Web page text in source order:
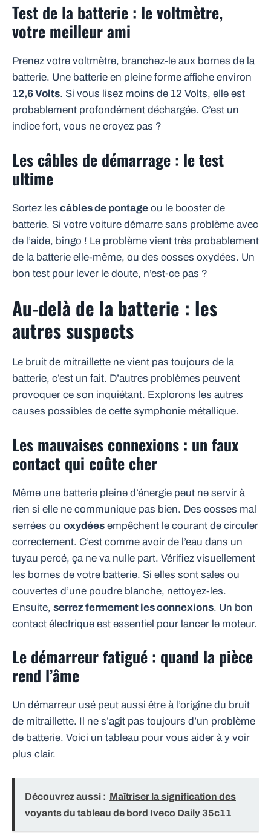
Test de la batterie : le voltmètre,
votre meilleur ami
Prenez votre voltmètre, branchez-le aux bornes de la
batterie. Une batterie en pleine forme affiche environ
12,6 Volts. Si vous lisez moins de 12 Volts, elle est
probablement profondément déchargée. C’est un
indice fort, vous ne croyez pas ?
Les câbles de démarrage : le test
ultime
Sortez les câbles de pontage ou le booster de
batterie. Si votre voiture démarre sans problème avec
de l’aide, bingo ! Le problème vient très probablement
de la batterie elle-même, ou des cosses oxydées. Un
bon test pour lever le doute, n’est-ce pas ?
Au-delà de la batterie : les
autres suspects
Le bruit de mitraillette ne vient pas toujours de la
batterie, c’est un fait. D’autres problèmes peuvent
provoquer ce son inquiétant. Explorons les autres
causes possibles de cette symphonie métallique.
Les mauvaises connexions : un faux
contact qui coûte cher
Même une batterie pleine d’énergie peut ne servir à
rien si elle ne communique pas bien. Des cosses mal
serrées ou oxydées empêchent le courant de circuler
correctement. C’est comme avoir de l’eau dans un
tuyau percé, ça ne va nulle part. Vérifiez visuellement
les bornes de votre batterie. Si elles sont sales ou
couvertes d’une poudre blanche, nettoyez-les.
Ensuite, serrez fermement les connexions. Un bon
contact électrique est essentiel pour lancer le moteur.
Le démarreur fatigué : quand la pièce
rend l’âme
Un démarreur usé peut aussi être à l’origine du bruit
de mitraillette. Il ne s’agit pas toujours d’un problème
de batterie. Voici un tableau pour vous aider à y voir
plus clair.
Découvrez aussi : Maîtriser la signification des
voyants du tableau de bord Iveco Daily 35c11